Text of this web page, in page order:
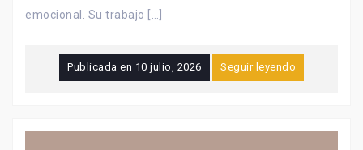
emocional. Su trabajo […]
Publicada en 10 julio, 2026 Seguir leyendo